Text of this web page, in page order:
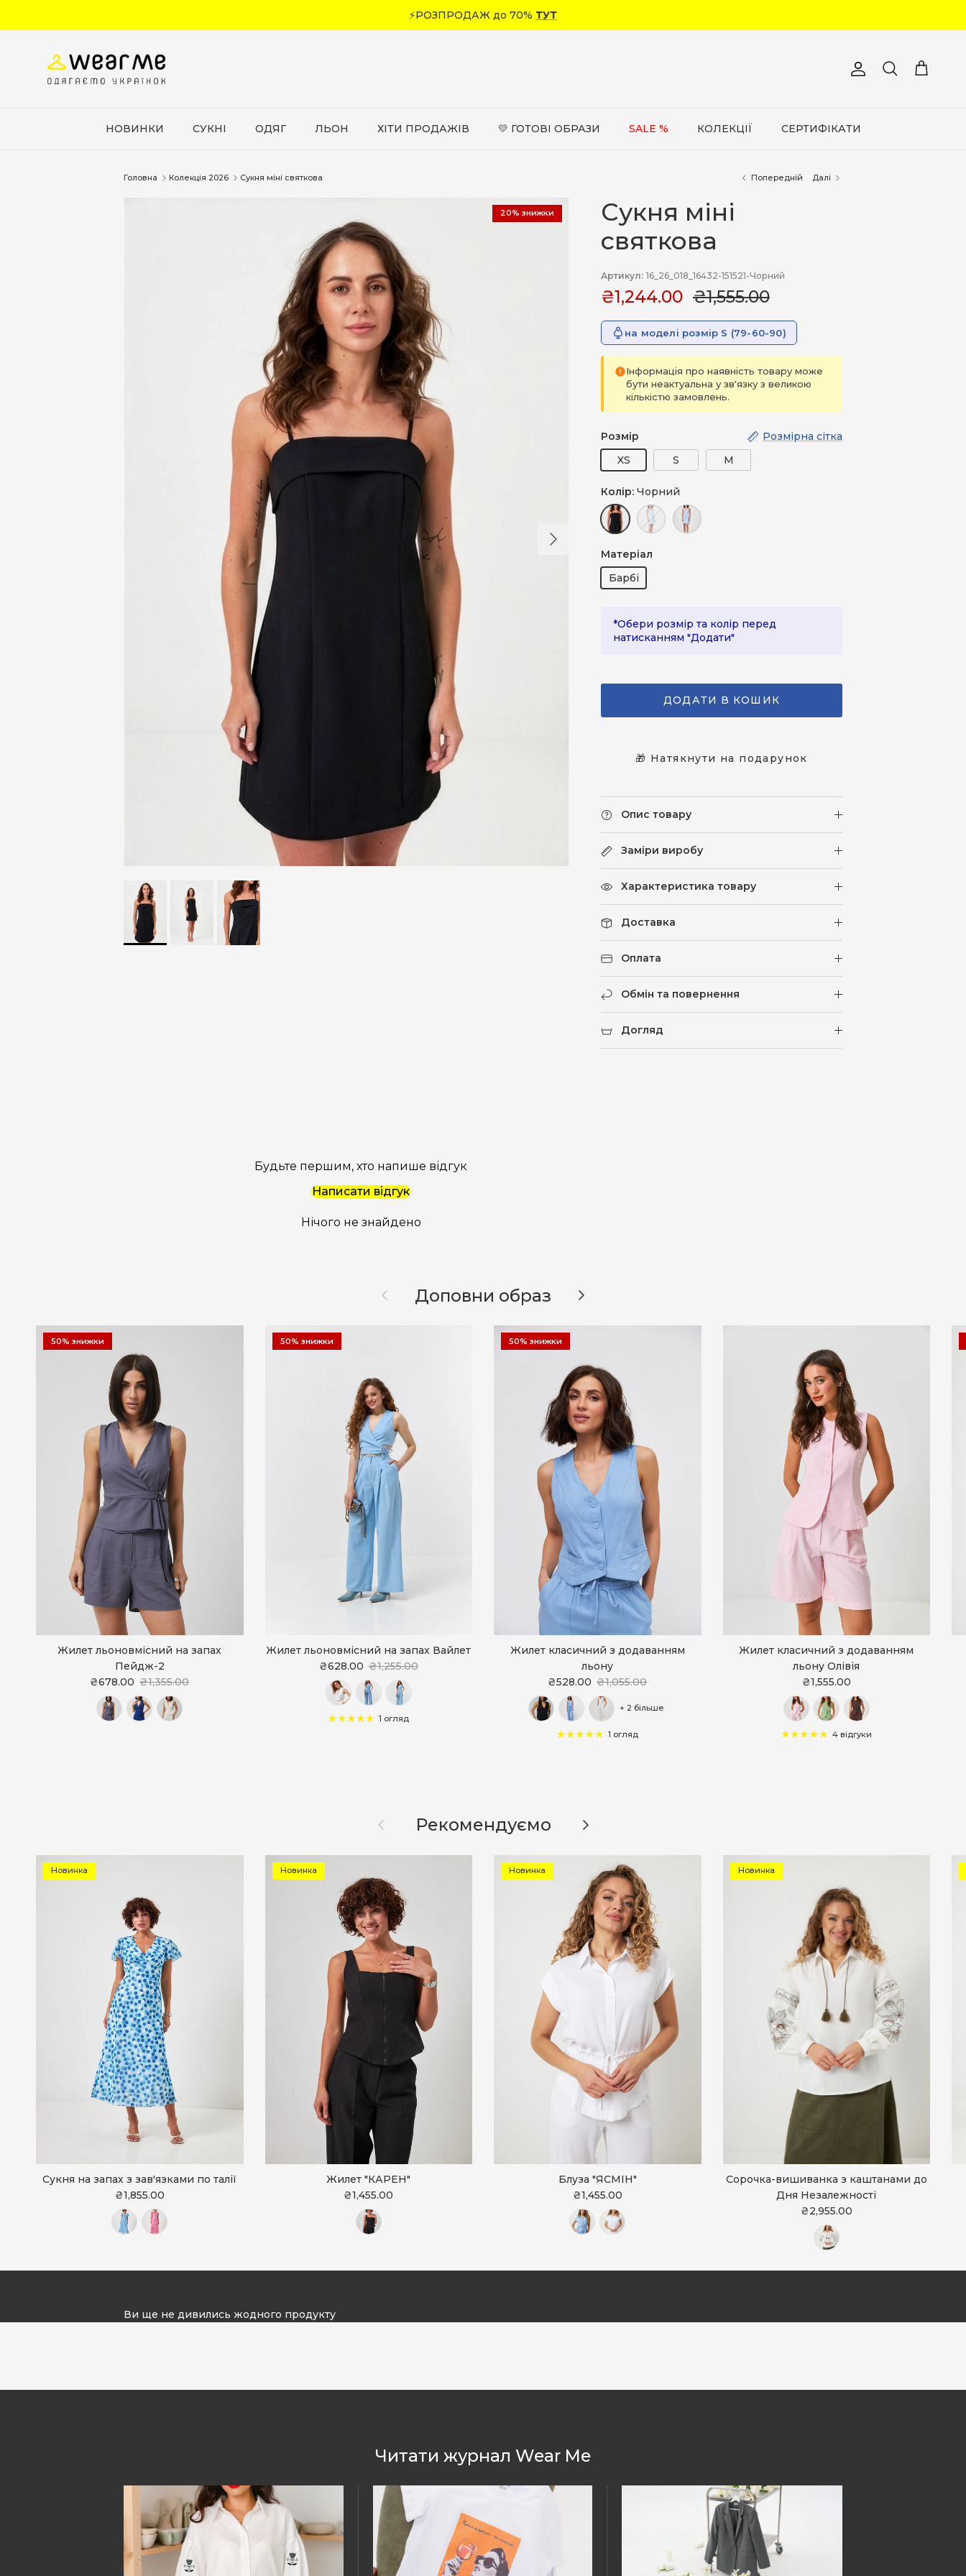
⚡РОЗПРОДАЖ до 70% ТУТ
Обліковий запис
Пошук Кошик
НОВИНКИ СУКНІ ОДЯГ ЛЬОН ХІТИ ПРОДАЖІВ 💛 ГОТОВІ ОБРАЗИ SALE % КОЛЕКЦІЇ СЕРТИФІКАТИ
Головна Колекція 2026 Сукня міні святкова Попередній Далі
Далі
20% знижки
Сукня міні
святкова
Артикул: 16_26_018_16432-151521-Чорний
₴1,244.00 ₴1,555.00
на моделі розмір S (79-60-90)
Інформація про наявність товару може
бути неактуальна у зв'язку з великою
кількістю замовлень.
Розмір
Розмірна сітка
XS
S M
Колір: Чорний
Матеріал
Барбі
*Обери розмір та колір перед
натисканням "Додати"
ДОДАТИ В КОШИК
🎁 Натякнути на подарунок
Опис товару
Заміри виробу
Характеристика товару
Доставка
Оплата
Обмін та повернення
Догляд
Будьте першим, хто напише відгук
Написати відгук
Нічого не знайдено
НазадДоповни образ Далі
50% знижки
Жилет льоновмісний на запах
Пейдж-2
₴678.00 ₴1,355.00
50% знижки
Жилет льоновмісний на запах Вайлет
₴628.00 ₴1,255.00
1 огляд
50% знижки
Жилет класичний з додаванням
льону
₴528.00 ₴1,055.00
+ 2 більше
1 огляд
Жилет класичний з додаванням
льону Олівія
₴1,555.00
4 відгуки
Назад Рекомендуємо Далі
Новинка
Сукня на запах з зав'язками по талії
₴1,855.00
Новинка
Жилет "КАРЕН"
₴1,455.00
Новинка
Блуза "ЯСМІН"
₴1,455.00
Новинка
Сорочка-вишиванка з каштанами до
Дня Незалежності
₴2,955.00
Ви ще не дивились жодного продукту
Читати журнал Wear Me